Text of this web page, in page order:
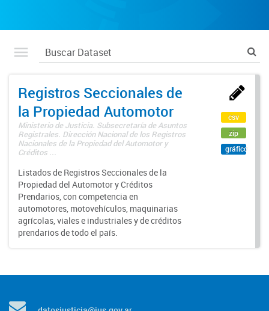
Registros Seccionales de
la Propiedad Automotor
Ministerio de Justicia. Subsecretaría de Asuntos
Registrales. Dirección Nacional de los Registros
Nacionales de la Propiedad del Automotor y
Créditos ...
Listados de Registros Seccionales de la
Propiedad del Automotor y Créditos
Prendarios, con competencia en
automotores, motovehículos, maquinarias
agrícolas, viales e industriales y de créditos
prendarios de todo el país.
csv
zip
gráfico